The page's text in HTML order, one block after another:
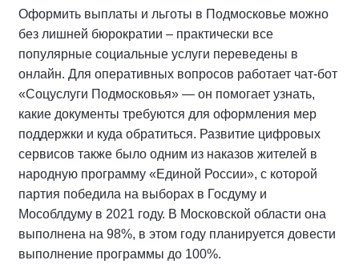
Оформить выплаты и льготы в Подмосковье можно
без лишней бюрократии – практически все
популярные социальные услуги переведены в
онлайн. Для оперативных вопросов работает чат-бот
«Соцуслуги Подмосковья» — он помогает узнать,
какие документы требуются для оформления мер
поддержки и куда обратиться. Развитие цифровых
сервисов также было одним из наказов жителей в
народную программу «Единой России», с которой
партия победила на выборах в Госдуму и
Мособлдуму в 2021 году. В Московской области она
выполнена на 98%, в этом году планируется довести
выполнение программы до 100%.